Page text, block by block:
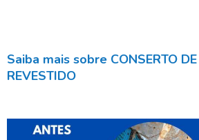
Saiba mais sobre CONSERTO
REVESTIDO